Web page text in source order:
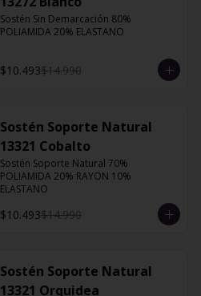
Sostén Sin Demarcación 80%
POLIAMIDA 20% ELASTANO
$10.493$14.990
Sostén Soporte Natural
13321 Cobalto
Sostén Soporte Natural 70%
POLIAMIDA 20% RAYON 10%
ELASTANO
$10.493$14.990
Sostén Soporte Natural
13321 Orquidea